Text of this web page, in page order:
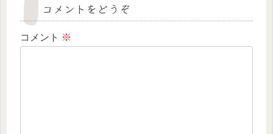
コメントをどうぞ
コメント ※